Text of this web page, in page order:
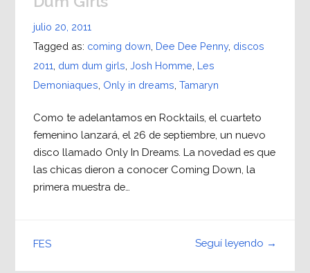
julio 20, 2011
Tagged as: coming down Dee Dee Penny, discos
2011 dum dum girls Josh Homme Les
Demoniaques Only in dreams Tamaryn
Como te adelantamos en Rocktails, el cuarteto
femenino lanzará, el 26 de septiembre, un nuevo
disco llamado Only In Dreams. La novedad es que
las chicas dieron a conocer Coming Down, la
primera muestra de…
Seguí leyendo →
FES